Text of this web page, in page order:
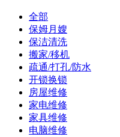
全部
保姆月嫂
保洁清洗
搬家/移机
疏通/打孔/防水
开锁换锁
房屋维修
家电维修
家具维修
电脑维修